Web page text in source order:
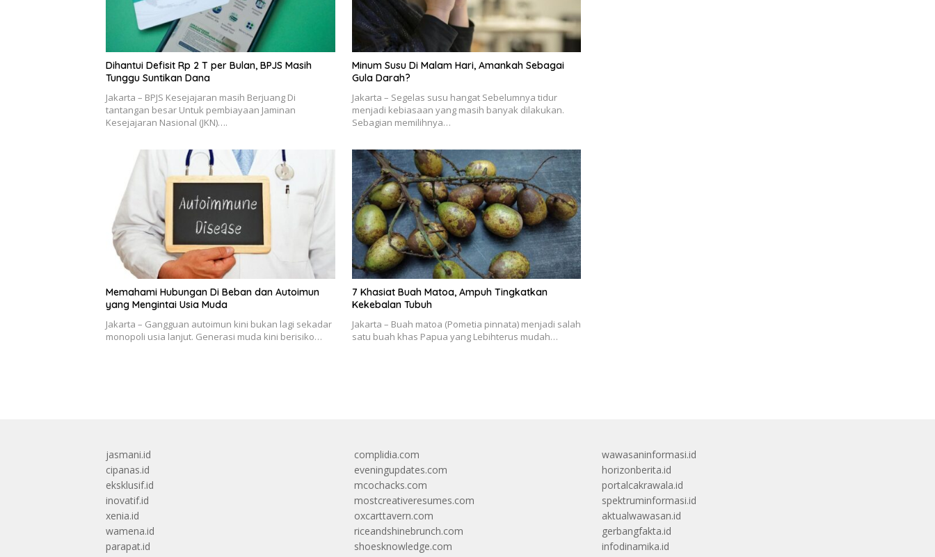
Dihantui Defisit Rp 2 T per Bulan, BPJS Masih
Tunggu Suntikan Dana
Jakarta – BPJS Kesejajaran masih Berjuang Di
tantangan besar Untuk pembiayaan Jaminan
Kesejajaran Nasional (JKN)….
Minum Susu Di Malam Hari, Amankah Sebagai
Gula Darah?
Jakarta – Segelas susu hangat Sebelumnya tidur
menjadi kebiasaan yang masih banyak dilakukan.
Sebagian memilihnya…
Memahami Hubungan Di Beban dan Autoimun
yang Mengintai Usia Muda
Jakarta – Gangguan autoimun kini bukan lagi sekadar
monopoli usia lanjut. Generasi muda kini berisiko…
7 Khasiat Buah Matoa, Ampuh Tingkatkan
Kekebalan Tubuh
Jakarta – Buah matoa (Pometia pinnata) menjadi salah
satu buah khas Papua yang Lebihterus mudah…
jasmani.id
cipanas.id
eksklusif.id
inovatif.id
xenia.id
wamena.id
parapat.id
complidia.com
eveningupdates.com
mcochacks.com
mostcreativeresumes.com
oxcarttavern.com
riceandshinebrunch.com
shoesknowledge.com
wawasaninformasi.id
horizonberita.id
portalcakrawala.id
spektruminformasi.id
aktualwawasan.id
gerbangfakta.id
infodinamika.id